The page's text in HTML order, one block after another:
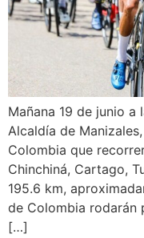
Mañana 19 de junio a
Alcaldía de
Colombia que
Chinchiná, Cartago,
195.6 km,
de Colombia rodarán
[…]